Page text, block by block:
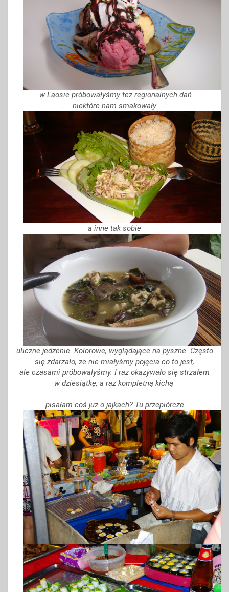
w Laosie próbowałyśmy też regionalnych dań
niektóre nam smakowały
a inne tak sobie
uliczne jedzenie. Kolorowe, wyglądające na pyszne. Często
się zdarzało, że nie miałyśmy pojęcia co to jest,
ale czasami próbowałyśmy. I raz okazywało się strzałem
w dziesiątkę, a raz kompletną kichą
pisałam coś już o jajkach? Tu przepiórcze